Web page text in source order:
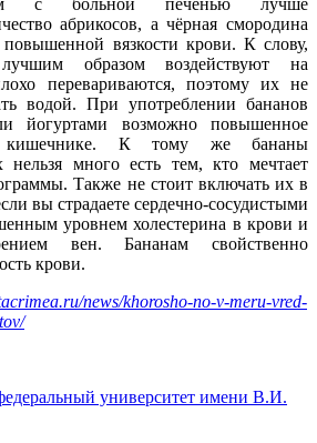
с больной печенью лучше
абрикосов, а чёрная смородина
повышенной вязкости крови. К слову,
образом воздействуют на
перевариваются, поэтому их не
водой. При употреблении бананов
йогуртами возможно повышенное
в кишечнике. К тому же бананы
нельзя много есть тем, кто мечтает
Также не стоит включать их в
вы страдаете сердечно-сосудистыми
уровнем холестерина в крови и
вен. Бананам свойственно
крови.
news/khorosho-no-v-meru-vred-
университет имени В.И.